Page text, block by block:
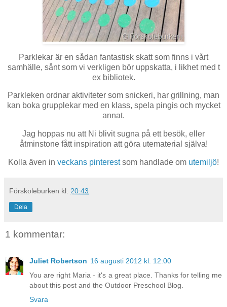
Parklekar är en sådan fantastisk skatt som finns i vårt
samhälle, sånt som vi verkligen bör uppskatta, i likhet med t
ex bibliotek.
Parkleken ordnar aktiviteter som snickeri, har grillning, man
kan boka grupplekar med en klass, spela pingis och mycket
annat.
Jag hoppas nu att Ni blivit sugna på ett besök, eller
åtminstone fått inspiration att göra utematerial själva!
Kolla även in veckans pinterestsom handlade om utemiljö!
Förskoleburken kl. 20:43
Dela
1 kommentar:
Juliet Robertson 16 augusti 2012 kl. 12:00
You are right Maria - it's a great place. Thanks for telling me
about this post and the Outdoor Preschool Blog.
Svara